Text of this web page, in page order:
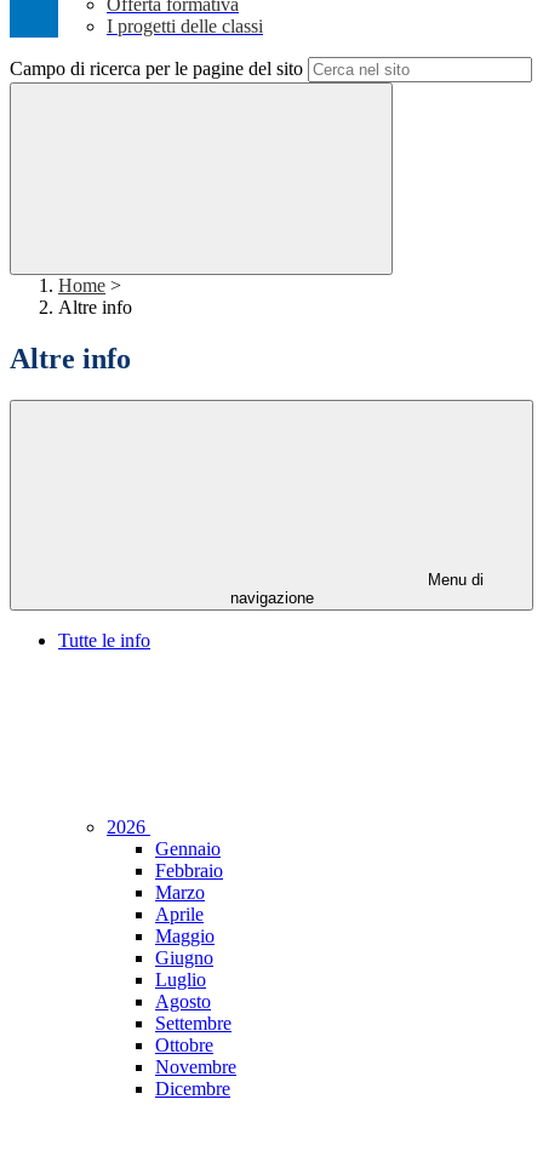
Offerta formativa
I progetti delle classi
Campo di ricerca per le pagine del sito
Home >
Altre info
Altre info
Menu di
navigazione
Tutte le info
2026
Gennaio
Febbraio
Marzo
Aprile
Maggio
Giugno
Luglio
Agosto
Settembre
Ottobre
Novembre
Dicembre